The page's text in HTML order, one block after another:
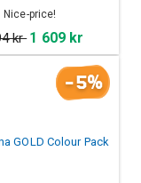
Nice-price!
kr 1 609 kr
-5%